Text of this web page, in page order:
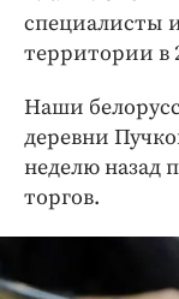
специалисты
территории в
Наши
деревни
неделю назад
торгов.